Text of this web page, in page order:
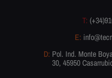
T:
E:
D: Pol. Ind. Monte
30, 45950